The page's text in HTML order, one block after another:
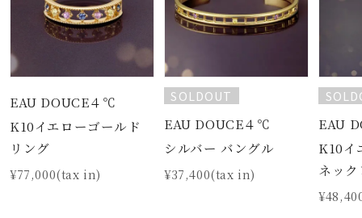
EAU DOUCE４℃
K10イエローゴールド
リング
¥77,000(tax in)
SOLDOUT
EAU DOUCE４℃
シルバー バングル
¥37,400(tax in)
EAU
K10イ
ネッ